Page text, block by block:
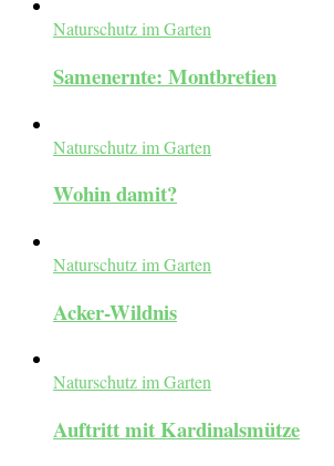
Naturschutz im Garten
Samenernte: Montbretien
Naturschutz im Garten
Wohin damit?
Naturschutz im Garten
Acker-Wildnis
Naturschutz im Garten
Auftritt mit Kardinalsmütze